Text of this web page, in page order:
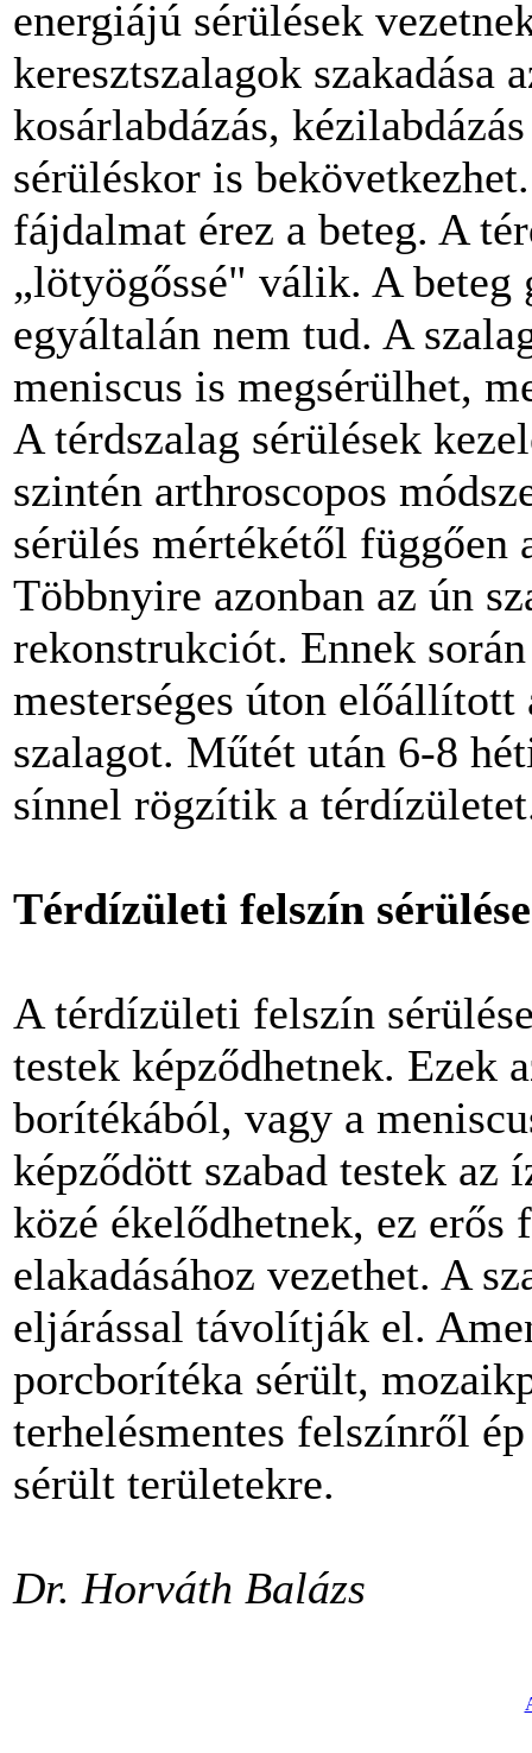
energiájú sérülések
keresztszalagok szakadása
kosárlabdázás,
sérüléskor is
fájdalmat érez a beteg. A
„lötyögőssé" válik. A
egyáltalán nem tud. A
meniscus is megsérülhet,
A térdszalag sérülések
szintén arthroscopos
sérülés mértékétől függően
Többnyire azonban az ún
rekonstrukciót. Ennek
mesterséges úton
szalagot. Műtét után 6-8
sínnel rögzítik a
Térdízületi felszín sérülése
A térdízületi felszín
testek képződhetnek. Ezek
borítékából, vagy a
képződött szabad testek az
közé ékelődhetnek, ez erős
elakadásához vezethet. A
eljárással távolítják el.
porcborítéka sérült,
terhelésmentes felszínről
sérült területekre.
Dr. Horváth Balázs